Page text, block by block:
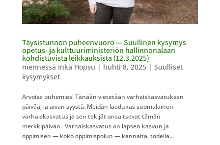
Täysistunnon puheenvuoro — Suullinen kysymys
opetus- ja kulttuuriministeriön hallinnonalaan
kohdistuvista leikkauksista (12.3.2025)
mennessä Inka Hopsu | huhti 8, 2025| Suulliset
kysymykset
Arvoisa puhemies! Tänään vietetään varhaiskasvatuksen
päivää, ja aivan syystä. Meidän laadukas suomalainen
varhaiskasvatus ja sen tekijät ansaitsevat tämän
merkkipäivän. Varhaiskasvatus on lapsen kasvun ja
oppimisen — koko oppimispolun — kannalta, todella...